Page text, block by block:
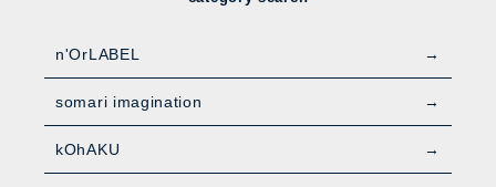
n'OrLABEL
somari imagination
kOhAKU